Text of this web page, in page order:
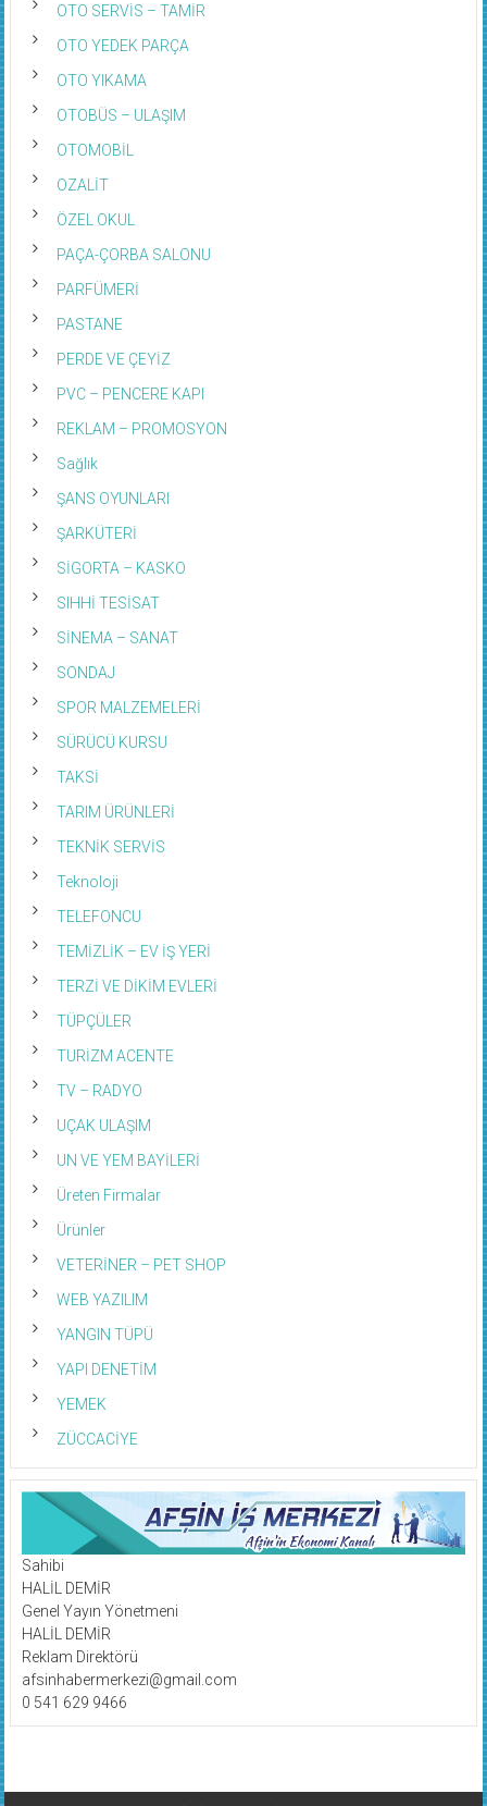
OTO SERVİS – TAMİR
OTO YEDEK PARÇA
OTO YIKAMA
OTOBÜS – ULAŞIM
OTOMOBİL
OZALİT
ÖZEL OKUL
PAÇA-ÇORBA SALONU
PARFÜMERİ
PASTANE
PERDE VE ÇEYİZ
PVC – PENCERE KAPI
REKLAM – PROMOSYON
Sağlık
ŞANS OYUNLARI
ŞARKÜTERİ
SİGORTA – KASKO
SIHHİ TESİSAT
SİNEMA – SANAT
SONDAJ
SPOR MALZEMELERİ
SÜRÜCÜ KURSU
TAKSİ
TARIM ÜRÜNLERİ
TEKNİK SERVİS
Teknoloji
TELEFONCU
TEMİZLİK – EV İŞ YERİ
TERZİ VE DİKİM EVLERİ
TÜPÇÜLER
TURİZM ACENTE
TV – RADYO
UÇAK ULAŞIM
UN VE YEM BAYİLERİ
Üreten Firmalar
Ürünler
VETERİNER – PET SHOP
WEB YAZILIM
YANGIN TÜPÜ
YAPI DENETİM
YEMEK
ZÜCCACİYE
Sahibi
HALİL DEMİR
Genel Yayın Yönetmeni
HALİL DEMİR
Reklam Direktörü
afsinhabermerkezi@gmail.com
0 541 629 9466